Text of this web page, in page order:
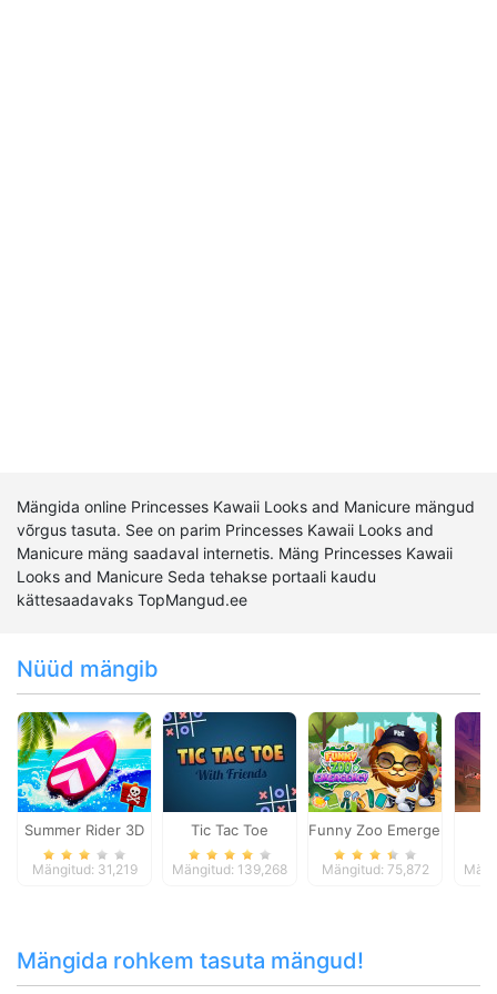
Mängida online Princesses Kawaii Looks and Manicure mängud
võrgus tasuta. See on parim Princesses Kawaii Looks and
Manicure mäng saadaval internetis. Mäng Princesses Kawaii
Looks and Manicure Seda tehakse portaali kaudu
kättesaadavaks TopMangud.ee
Nüüd mängib
Summer Rider 3D
Mängitud: 31,219
Tic Tac Toe
Mängitud: 139,268
Funny Zoo Emergency
Mängitud: 75,872
Mängida rohkem tasuta mängud!